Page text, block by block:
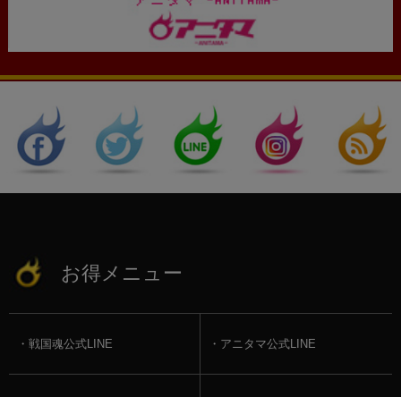
お得メニュー
戦国魂公式LINE アニタマ公式LINE